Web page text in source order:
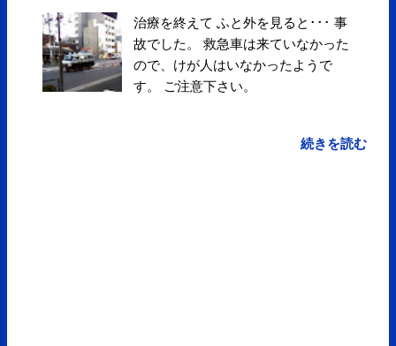
けず、 しかもスコアアップにつながる 「若返るゴ
ルフ」について説明しながら、 真の若さ、本当の健
康を手に入れるためのキーワード 「成長ホルモン」
を分泌する生活習慣を明らかにしていきます。 本書
治療を終えて ふと外を見ると･･･ 事
故でした。 救急車は来ていなかった
ので、けが人はいなかったようで
す。 ご注意下さい。
続きを読む